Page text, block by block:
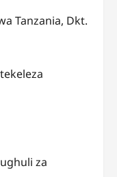
Tanzania, Dkt.
za